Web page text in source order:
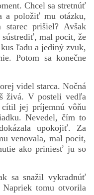
sú duševným
vyhradené.
Chcel sa stretnúť
a položiť mu otázku,
prišiel? Avšak
sústrediť, mal pocit, že
ľadu a jediný zvuk,
Potom sa konečne
videl starca. Nočná
živá. V posteli vedľa
cítil jej príjemnú vôňu
Nevedel, čím to
upokojiť. Za
venovala, mal pocit,
ako priniesť ju so
sa snažil vykradnúť
tomu otvorila